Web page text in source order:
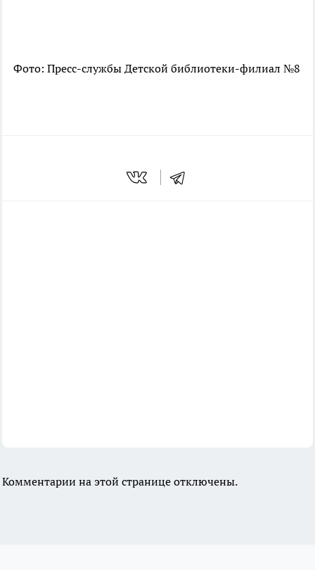
Фото: Пресс-службы Детской библиотеки-филиал №8
Комментарии на этой странице отключены.